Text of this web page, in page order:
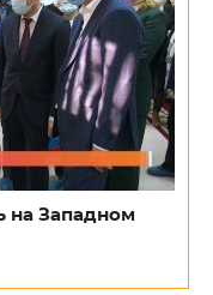
на Западном